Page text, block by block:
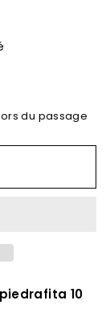
du passage
10